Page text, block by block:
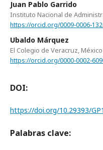
Juan Pablo Garrido
Instituto Nacional de
https://orcid.org/0009-0006-
Ubaldo Márquez
El Colegio de Veracruz, México
https://orcid.org/0000-0002-
DOI:
https://doi.org/10.29393/
Palabras clave: